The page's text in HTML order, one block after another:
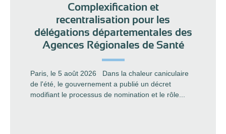
Complexification et
recentralisation pour les
délégations départementales des
Agences Régionales de Santé
Paris, le 5 août 2026 Dans la chaleur caniculaire
de l'été, le gouvernement a publié un décret
modifiant le processus de nomination et le rôle...